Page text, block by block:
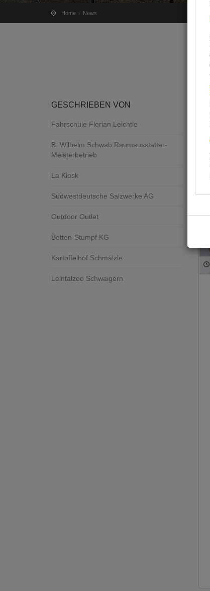
Home News
GESCHRIEBEN VON
Fahrschule Florian Leichtle
B. Wilhelm Schwab Raumausstatter-
Meisterbetrieb
La Kiosk
Südwestdeutsche Salzwerke AG
Outdoor Outlet
Betten-Stumpf KG
Kartoffelhof Schmälzle
Leintalzoo Schwaigern